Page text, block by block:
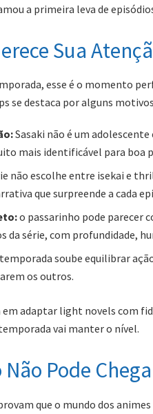
a primeira leva de
Sua
esse é o momento
se destaca por alguns
Sasaki não é um
mais identificável para boa
não escolhe entre isekai e
que surpreende a cada
o passarinho pode parecer
da série, com profundidade,
soube equilibrar
os outros.
em adaptar light novels com
vai manter o nível.
Pode
que o mundo dos